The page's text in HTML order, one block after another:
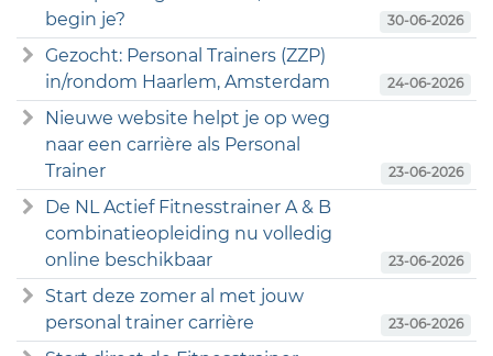
begin je?
30-06-2026
Gezocht: Personal Trainers (ZZP)
in/rondom Haarlem, Amsterdam
24-06-2026
Nieuwe website helpt je op weg
naar een carrière als Personal
Trainer
23-06-2026
De NL Actief Fitnesstrainer A & B
combinatieopleiding nu volledig
online beschikbaar
23-06-2026
Start deze zomer al met jouw
personal trainer carrière
23-06-2026